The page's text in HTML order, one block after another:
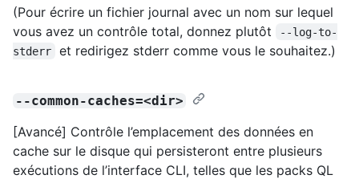
(Pour écrire un fichier journal avec un nom sur lequel
vous avez un contrôle total, donnez plutôt
--log-to-
stderr
et redirigez stderr comme vous le souhaitez.)
--common-caches=<dir>
[Avancé] Contrôle l’emplacement des données en
cache sur le disque qui persisteront entre plusieurs
exécutions de l’interface CLI, telles que les packs QL